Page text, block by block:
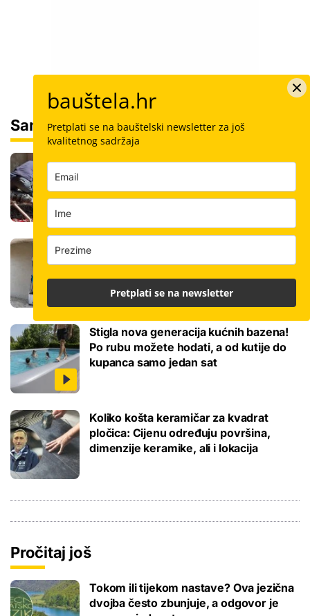
Sam svoj majstor
Koliko košta kvadrat estriha? Tri su
najisplativija
Robotski stroj za žbukanje: Za 8 sati
odradi i do 400 kvadrata, a prate ga
samo dva bauštelca
Stigla nova generacija kućnih bazena!
Po rubu možete hodati, a od kutije do
kupanca samo jedan sat
Koliko košta keramičar za kvadrat
pločica: Cijenu određuju površina,
dimenzije keramike, ali i lokacija
Pročitaj još
Tokom ili tijekom nastave? Ova jezična
dvojba često zbunjuje, a odgovor je
bauštela.hr
Pretplati se na bauštelski newsletter za još
kvalitetnog sadržaja
Pretplati se na newsletter